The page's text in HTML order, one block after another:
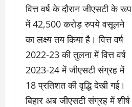
वित्त वर्ष के दौरान जीएसटी के रूप
में 42,500 करोड़ रुपये वसूलने
का लक्ष्य तय किया है। वित्त वर्ष
2022-23 की तुलना में वित्त वर्ष
2023-24 में जीएसटी संग्रह में
18 प्रतिशत की वृद्धि देखी गई।
बिहार अब जीएसटी संग्रह में शीर्ष